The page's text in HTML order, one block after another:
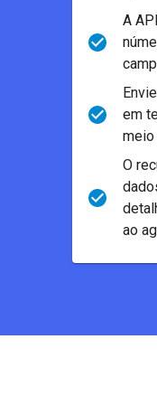
A
em
meio
O
ao